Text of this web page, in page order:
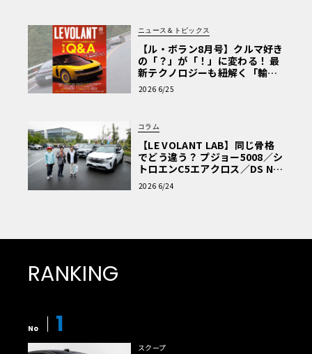
ニュース＆トピックス
【ル・ボラン8月号】クルマ好き
の「？」が「！」に変わる！ 最
新テクノロジーも紐解く「輸入
車Q&A」
2026 6/25
コラム
【LE VOLANT LAB】同じ骨格
でどう違う？ プジョー5008／シ
トロエンC5エアクロス／DS Nº4
読者一気乗りレポート
2026 6/24
RANKING
No 1
スクープ